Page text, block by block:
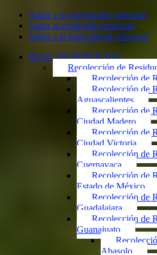
Saltar a la navegación principal
Saltar al contenido principal
Saltar a la barra lateral principal
BUSCAR SERVICIOS
Recolección de
Recolección de
Recolección de
Aguascalientes
Recolección de
Ciudad Madero
Recolección de
Ciudad Victoria
Recolección de
Cuernavaca
Recolección de
Estado de México
Recolección de
Guadalajara
Recolección de
Guanajuato
Abasolo